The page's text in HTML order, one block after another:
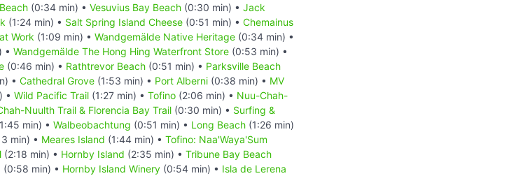
(0:34 min) • Vesuvius Bay Beach (0:30 min) • Jack
(1:24 min) • Salt Spring Island Cheese (0:51 min) • Chemainus
Work (1:09 min) • Wandgemälde Native Heritage (0:34 min) •
• Wandgemälde The Hong Hing Waterfront Store (0:53 min) •
(0:46 min) • Rathtrevor Beach (0:51 min) • Parksville Beach
• Cathedral Grove (1:53 min) • Port Alberni (0:38 min) • MV
• Wild Pacific Trail (1:27 min) • Tofino (2:06 min) • Nuu-Chah-
Nuulth Trail & Florencia Bay Trail (0:30 min) • Surfing &
min) • Walbeobachtung (0:51 min) • Long Beach (1:26 min)
min) • Meares Island (1:44 min) • Tofino: Naa'Waya'Sum
(2:18 min) • Hornby Island (2:35 min) • Tribune Bay Beach
(0:58 min) • Hornby Island Winery (0:54 min) • Isla de Lerena